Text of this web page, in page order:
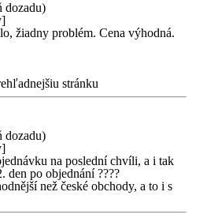
dozadu)
žiadny problém. Cena výhodná.
stránku
dozadu)
na poslední chvíli, a i tak
den po objednání ????
než české obchody, a to i s